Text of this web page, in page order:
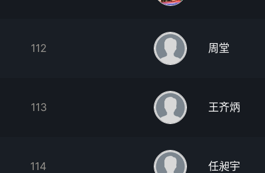
112 周堂
113 王齐炳
114 任昶宇